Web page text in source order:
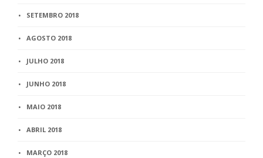
SETEMBRO 2018
AGOSTO 2018
JULHO 2018
JUNHO 2018
MAIO 2018
ABRIL 2018
MARÇO 2018